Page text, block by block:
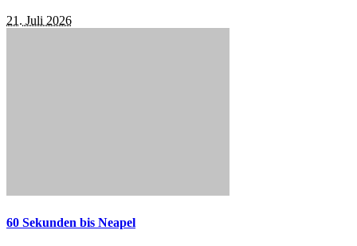
21. Juli 2026
60 Sekunden bis Neapel